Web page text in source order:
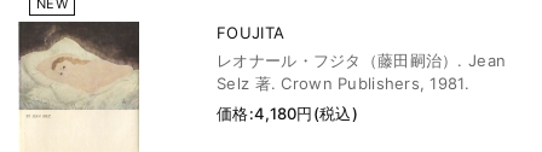
NEW
FOUJITA
レオナール・フジタ（藤田嗣治）. Jean
Selz 著. Crown Publishers, 1981.
価格:4,180円(税込)